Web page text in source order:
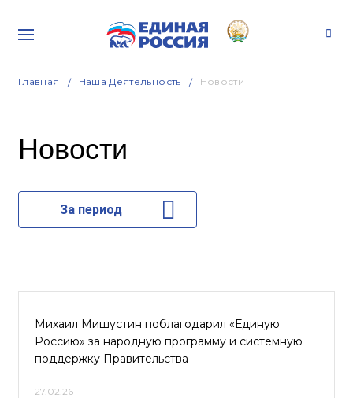
Главная Наша Деятельность Новости
Новости
За период
Михаил Мишустин поблагодарил «Единую
Россию» за народную программу и системную
поддержку Правительства
27.02.26